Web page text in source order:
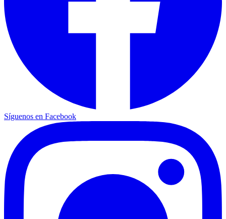
Síguenos en Facebook